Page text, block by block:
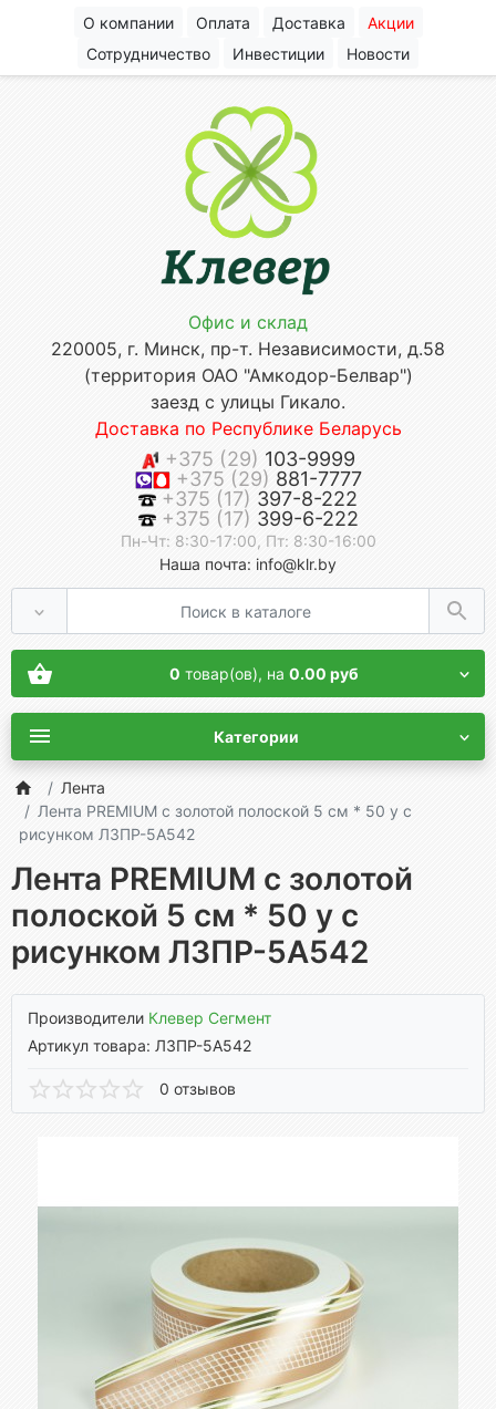
О компании Оплата Доставка
Акции
Сотрудничество
Инвестиции Новости
Офис и склад
220005, г. Минск, пр-т. Независимости, д.58
(территория ОАО "Амкодор-Белвар")
заезд с улицы Гикало.
Доставка по Республике Беларусь
+375 (29) 103-9999
+375 (29) 881-7777
+375 (17) 397-8-222
+375 (17) 399-6-222
Пн-Чт: 8:30-17:00, Пт: 8:30-16:00
Наша почта: info@klr.by
0 товар(ов), на 0.00 руб
Категории
Лента
Лента PREMIUM с золотой полоской 5 см * 50 у с
рисунком ЛЗПР-5А542
Лента PREMIUM с золотой
полоской 5 см * 50 у с
рисунком ЛЗПР-5А542
Производители Клевер Сегмент
Артикул товара: ЛЗПР-5А542
0 отзывов